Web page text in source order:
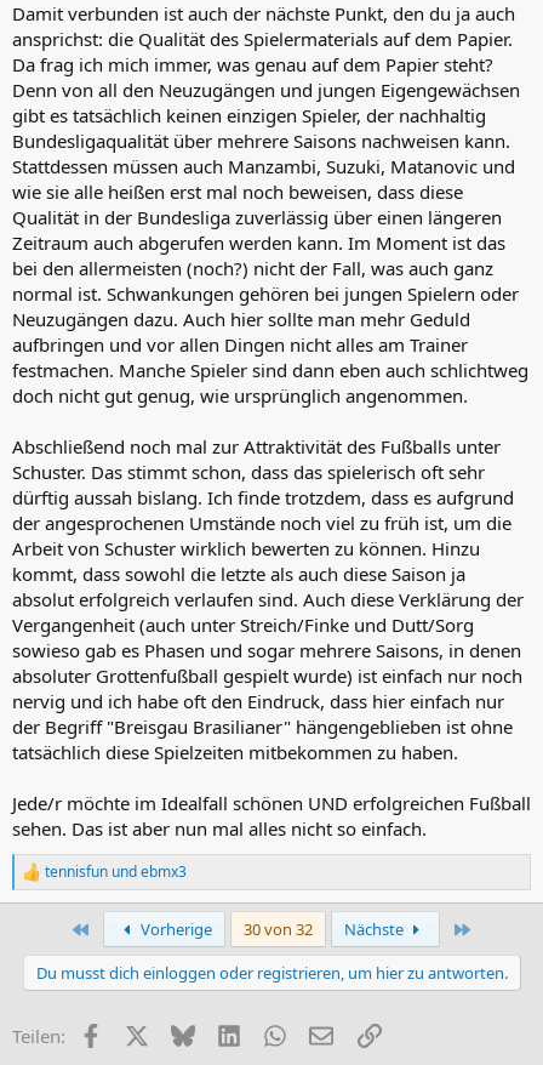
Damit verbunden ist auch der nächste Punkt, den du ja auch
ansprichst: die Qualität des Spielermaterials auf dem Papier.
Da frag ich mich immer, was genau auf dem Papier steht?
Denn von all den Neuzugängen und jungen Eigengewächsen
gibt es tatsächlich keinen einzigen Spieler, der nachhaltig
Bundesligaqualität über mehrere Saisons nachweisen kann.
Stattdessen müssen auch Manzambi, Suzuki, Matanovic und
wie sie alle heißen erst mal noch beweisen, dass diese
Qualität in der Bundesliga zuverlässig über einen längeren
Zeitraum auch abgerufen werden kann. Im Moment ist das
bei den allermeisten (noch?) nicht der Fall, was auch ganz
normal ist. Schwankungen gehören bei jungen Spielern oder
Neuzugängen dazu. Auch hier sollte man mehr Geduld
aufbringen und vor allen Dingen nicht alles am Trainer
festmachen. Manche Spieler sind dann eben auch schlichtweg
doch nicht gut genug, wie ursprünglich angenommen.
Abschließend noch mal zur Attraktivität des Fußballs unter
Schuster. Das stimmt schon, dass das spielerisch oft sehr
dürftig aussah bislang. Ich finde trotzdem, dass es aufgrund
der angesprochenen Umstände noch viel zu früh ist, um die
Arbeit von Schuster wirklich bewerten zu können. Hinzu
kommt, dass sowohl die letzte als auch diese Saison ja
absolut erfolgreich verlaufen sind. Auch diese Verklärung der
Vergangenheit (auch unter Streich/Finke und Dutt/Sorg
sowieso gab es Phasen und sogar mehrere Saisons, in denen
absoluter Grottenfußball gespielt wurde) ist einfach nur noch
nervig und ich habe oft den Eindruck, dass hier einfach nur
der Begriff "Breisgau Brasilianer" hängengeblieben ist ohne
tatsächlich diese Spielzeiten mitbekommen zu haben.
Jede/r möchte im Idealfall schönen UND erfolgreichen Fußball
sehen. Das ist aber nun mal alles nicht so einfach.
R
e
t
o
e
tennisfun undebmx3
Erste Vorherige 30 von 32 Nächste
Du musst dich einloggen oder registrieren, um hier zu antworten.
Teilen: FacebookX (Twitter)
BlueskyLinkedInWhatsApp
E-MailLink